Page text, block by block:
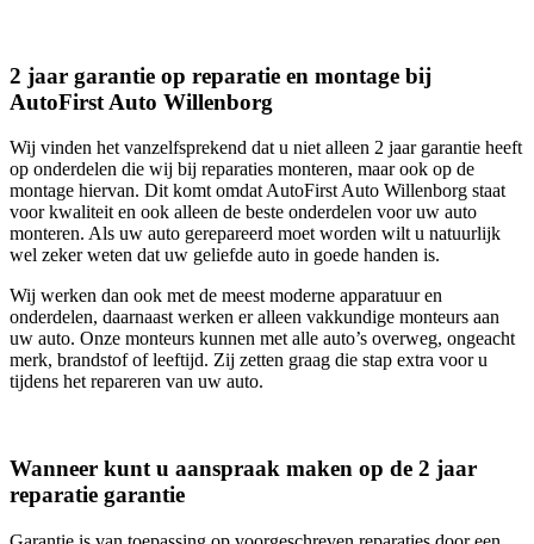
2 jaar garantie op reparatie en montage bij
AutoFirst Auto Willenborg
Wij vinden het vanzelfsprekend dat u niet alleen 2 jaar garantie heeft
op onderdelen die wij bij reparaties monteren, maar ook op de
montage hiervan. Dit komt omdat AutoFirst Auto Willenborg staat
voor kwaliteit en ook alleen de beste onderdelen voor uw auto
monteren. Als uw auto gerepareerd moet worden wilt u natuurlijk
wel zeker weten dat uw geliefde auto in goede handen is.
Wij werken dan ook met de meest moderne apparatuur en
onderdelen, daarnaast werken er alleen vakkundige monteurs aan
uw auto. Onze monteurs kunnen met alle auto’s overweg, ongeacht
merk, brandstof of leeftijd. Zij zetten graag die stap extra voor u
tijdens het repareren van uw auto.
Wanneer kunt u aanspraak maken op de 2 jaar
reparatie garantie